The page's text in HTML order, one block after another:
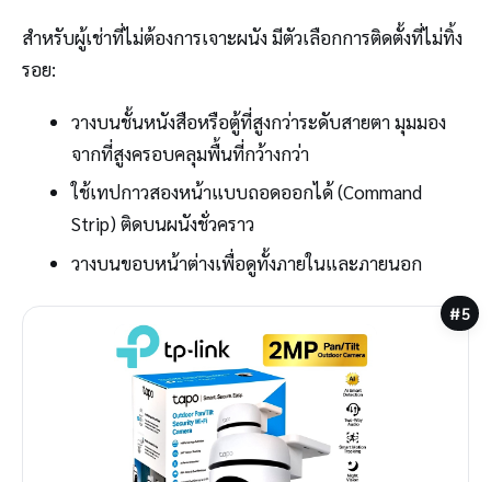
สำหรับผู้เช่าที่ไม่ต้องการเจาะผนัง มีตัวเลือกการติดตั้งที่ไม่ทิ้ง
รอย:
วางบนชั้นหนังสือหรือตู้ที่สูงกว่าระดับสายตา มุมมอง
จากที่สูงครอบคลุมพื้นที่กว้างกว่า
ใช้เทปกาวสองหน้าแบบถอดออกได้ (Command
Strip) ติดบนผนังชั่วคราว
วางบนขอบหน้าต่างเพื่อดูทั้งภายในและภายนอก
#5